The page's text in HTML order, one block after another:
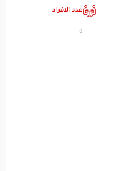
عدد الافراد
8